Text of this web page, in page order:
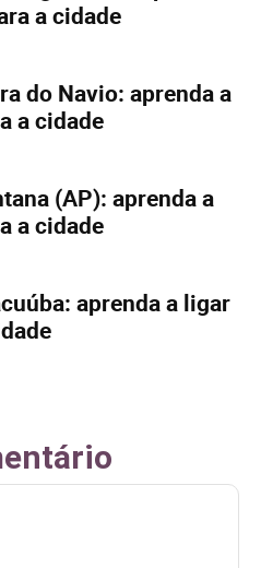
a cidade
do Navio: aprenda a
a cidade
(AP): aprenda a
a cidade
aprenda a ligar